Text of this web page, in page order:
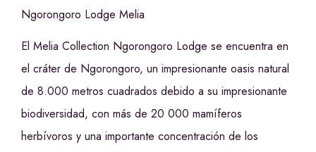
Ngorongoro Lodge Melia
El Melia Collection Ngorongoro Lodge se encuentra en
el cráter de Ngorongoro, un impresionante oasis natural
de 8.000 metros cuadrados debido a su impresionante
biodiversidad, con más de 20 000 mamíferos
herbívoros y una importante concentración de los